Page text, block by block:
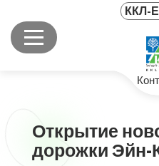
ККЛ-
Открытие
дорожки Эйн-